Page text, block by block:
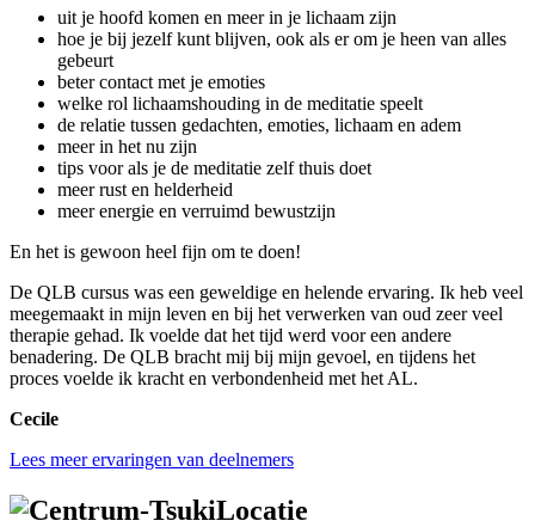
uit je hoofd komen en meer in je lichaam zijn
hoe je bij jezelf kunt blijven, ook als er om je heen van alles
gebeurt
beter contact met je emoties
welke rol lichaamshouding in de meditatie speelt
de relatie tussen gedachten, emoties, lichaam en adem
meer in het nu zijn
tips voor als je de meditatie zelf thuis doet
meer rust en helderheid
meer energie en verruimd bewustzijn
En het is gewoon heel fijn om te doen!
De QLB cursus was een geweldige en helende ervaring. Ik heb veel
meegemaakt in mijn leven en bij het verwerken van oud zeer veel
therapie gehad. Ik voelde dat het tijd werd voor een andere
benadering. De QLB bracht mij bij mijn gevoel, en tijdens het
proces voelde ik kracht en verbondenheid met het AL.
Cecile
Lees meer ervaringen van deelnemers
Locatie